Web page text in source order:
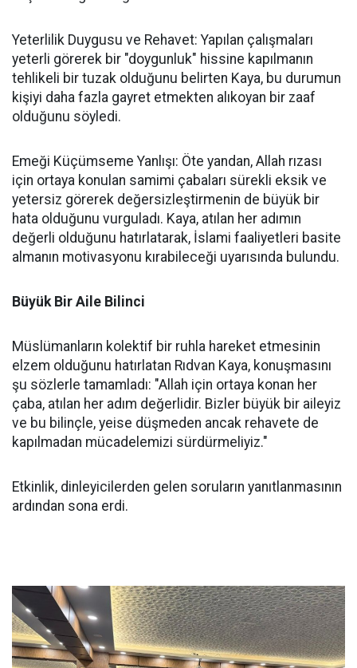
Yeterlilik Duygusu ve Rehavet: Yapılan çalışmaları
yeterli görerek bir "doygunluk" hissine kapılmanın
tehlikeli bir tuzak olduğunu belirten Kaya, bu durumun
kişiyi daha fazla gayret etmekten alıkoyan bir zaaf
olduğunu söyledi.
Emeği Küçümseme Yanlışı: Öte yandan, Allah rızası
için ortaya konulan samimi çabaları sürekli eksik ve
yetersiz görerek değersizleştirmenin de büyük bir
hata olduğunu vurguladı. Kaya, atılan her adımın
değerli olduğunu hatırlatarak, İslami faaliyetleri basite
almanın motivasyonu kırabileceği uyarısında bulundu.
Büyük Bir Aile Bilinci
Müslümanların kolektif bir ruhla hareket etmesinin
elzem olduğunu hatırlatan Rıdvan Kaya, konuşmasını
şu sözlerle tamamladı: "Allah için ortaya konan her
çaba, atılan her adım değerlidir. Bizler büyük bir aileyiz
ve bu bilinçle, yeise düşmeden ancak rehavete de
kapılmadan mücadelemizi sürdürmeliyiz."
Etkinlik, dinleyicilerden gelen soruların yanıtlanmasının
ardından sona erdi.